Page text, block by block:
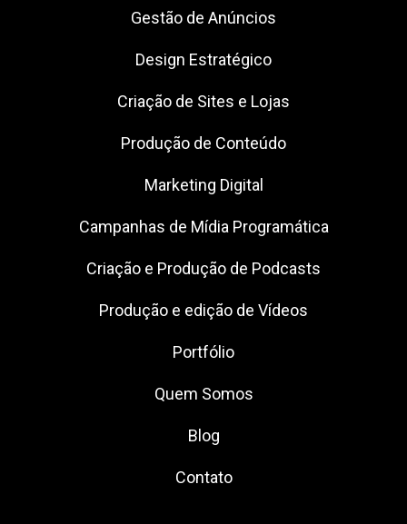
Gestão de Anúncios
Design Estratégico
Criação de Sites e Lojas
Produção de Conteúdo
Marketing Digital
Campanhas de Mídia Programática
Criação e Produção de Podcasts
Produção e edição de Vídeos
Portfólio
Quem Somos
Blog
Contato